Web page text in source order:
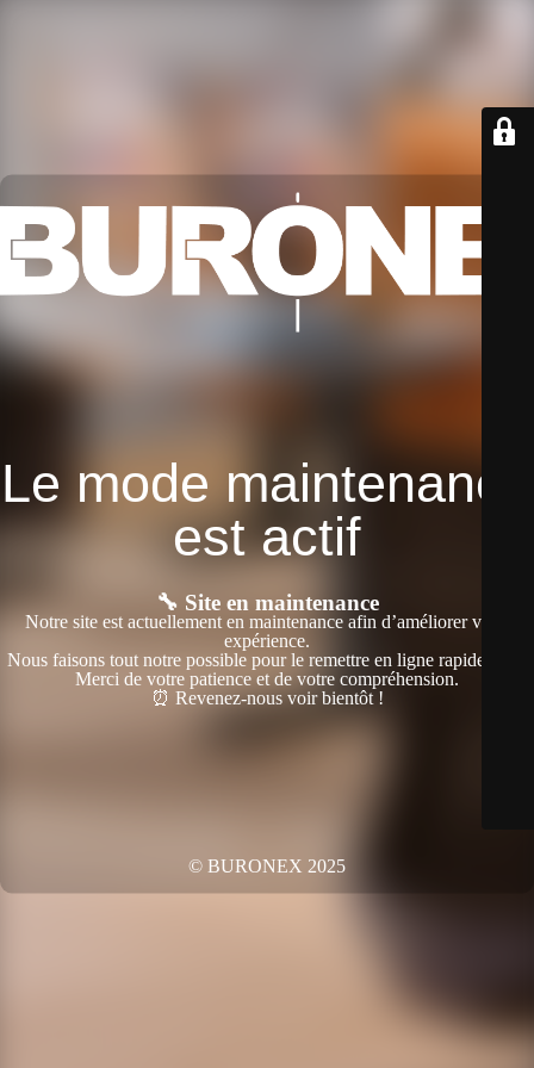
Le mode maintenance
est actif
🔧 Site en maintenance
Notre site est actuellement en maintenance afin d’améliorer votre
expérience.
Nous faisons tout notre possible pour le remettre en ligne rapidement.
Merci de votre patience et de votre compréhension.
⏰ Revenez-nous voir bientôt !
© BURONEX 2025